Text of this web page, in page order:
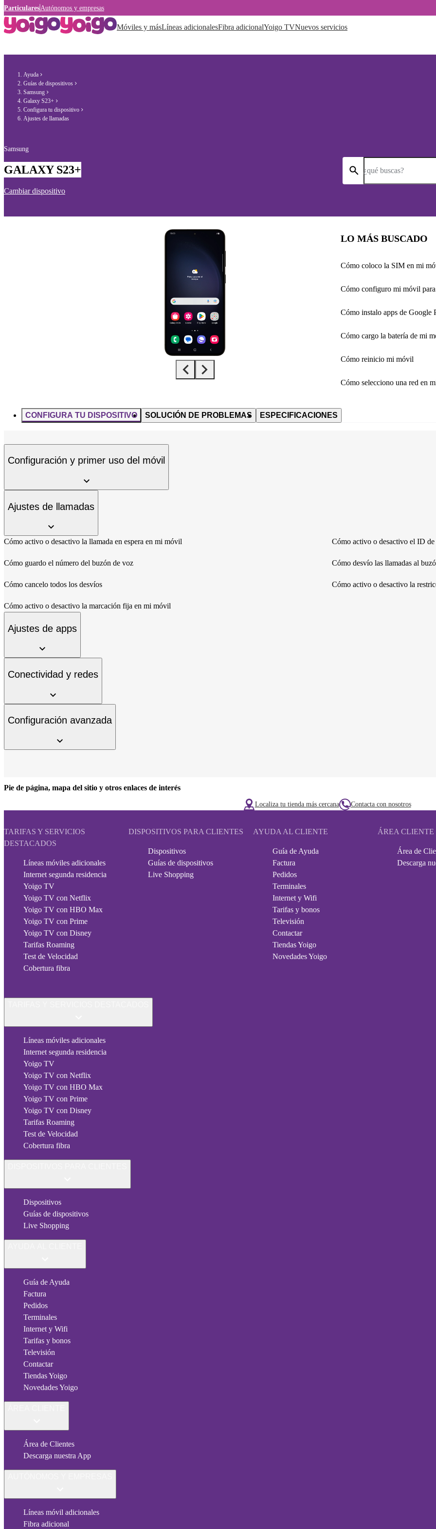
Particulares Autónomos y empresas
Móviles y másLíneas adicionalesFibra adicionalYoigo TVNuevos servicios
Ayuda
Guías de dispositivos
Samsung
Galaxy S23+
Configura tu dispositivo
Ajustes de llamadas
Samsung
GALAXY S23+
Cambiar dispositivo
¿qué buscas?
LO MÁS BUSCADO
Cómo coloco la SIM en mi
Cómo configuro mi móvil
Cómo instalo apps de Google
Cómo cargo la batería de mi
Cómo reinicio mi móvil
Cómo selecciono una red en
CONFIGURA TU DISPOSITIVO SOLUCIÓN DE PROBLEMAS ESPECIFICACIONES
Configuración y primer uso del móvil
Ajustes de llamadas
Cómo activo o desactivo la llamada en espera en mi móvil Cómo activo o desactivo el ID
Cómo guardo el número del buzón de voz Cómo desvío las llamadas al
Cómo cancelo todos los desvíos Cómo activo o desactivo la
Cómo activo o desactivo la marcación fija en mi móvil
Ajustes de apps
Conectividad y redes
Configuración avanzada
Pie de página, mapa del sitio y otros enlaces de interés
Localiza tu tienda más cercana Contacta con nosotros
TARIFAS Y SERVICIOS
DESTACADOS
Líneas móviles adicionales
Internet segunda residencia
Yoigo TV
Yoigo TV con Netflix
Yoigo TV con HBO Max
Yoigo TV con Prime
Yoigo TV con Disney
Tarifas Roaming
Test de Velocidad
Cobertura fibra
DISPOSITIVOS PARA CLIENTES
Dispositivos
Guías de dispositivos
Live Shopping
AYUDA AL CLIENTE
Guía de Ayuda
Factura
Pedidos
Terminales
Internet y Wifi
Tarifas y bonos
Televisión
Contactar
Tiendas Yoigo
Novedades Yoigo
ÁREA CLIENTE
Área de
Descarga
Líneas móviles adicionales
Internet segunda residencia
Yoigo TV
Yoigo TV con Netflix
Yoigo TV con HBO Max
Yoigo TV con Prime
Yoigo TV con Disney
Tarifas Roaming
Test de Velocidad
Cobertura fibra
Dispositivos
Guías de dispositivos
Live Shopping
Guía de Ayuda
Factura
Pedidos
Terminales
Internet y Wifi
Tarifas y bonos
Televisión
Contactar
Tiendas Yoigo
Novedades Yoigo
Área de Clientes
Descarga nuestra App
Líneas móvil adicionales
Fibra adicional